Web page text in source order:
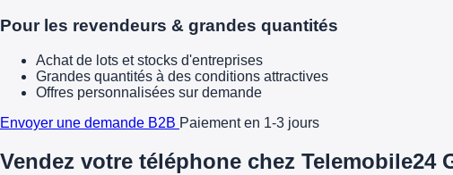
Pour les revendeurs & grandes quantités
Achat de lots et stocks d'entreprises
Grandes quantités à des conditions attractives
Offres personnalisées sur demande
Envoyer une demande B2B Paiement en 1-3 jours
Vendez votre téléphone chez Telemobile24